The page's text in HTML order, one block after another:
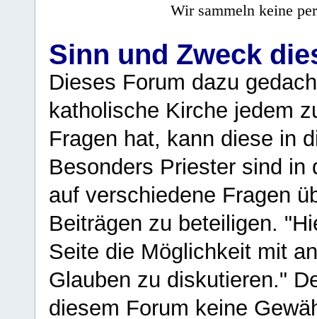
Wir sammeln keine
Sinn und Zweck
Dieses Forum dazu
katholische Kirche jedem
Fragen hat, kann diese in
Besonders Priester sind in
auf verschiedene Fragen
Beiträgen zu beteiligen.
Seite die Möglichkeit mit
Glauben zu diskutieren."
diesem Forum keine